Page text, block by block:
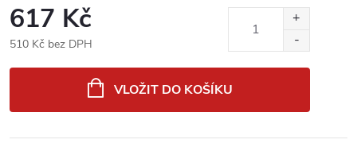
617 Kč
510 Kč bez DPH
VLOŽIT DO KOŠÍKU